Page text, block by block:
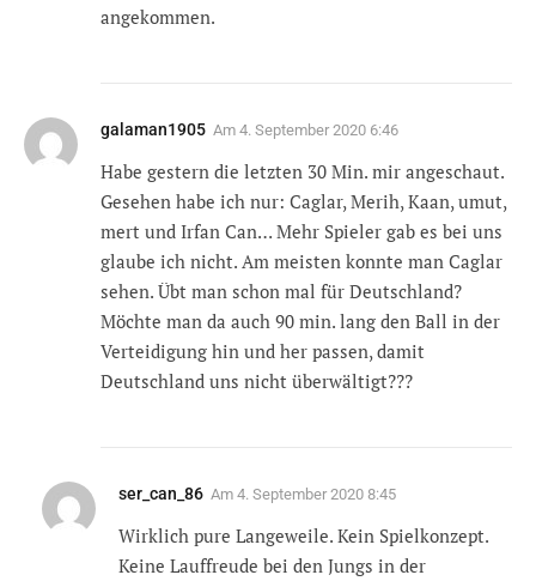
angekommen.
galaman1905 Am 4. September 2020 6:46
Habe gestern die letzten 30 Min. mir angeschaut.
Gesehen habe ich nur: Caglar, Merih, Kaan, umut,
mert und Irfan Can… Mehr Spieler gab es bei uns
glaube ich nicht. Am meisten konnte man Caglar
sehen. Übt man schon mal für Deutschland?
Möchte man da auch 90 min. lang den Ball in der
Verteidigung hin und her passen, damit
Deutschland uns nicht überwältigt???
ser_can_86 Am 4. September 2020 8:45
Wirklich pure Langeweile. Kein Spielkonzept.
Keine Lauffreude bei den Jungs in der